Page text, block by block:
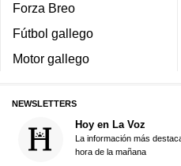
Forza Breo
Fútbol gallego
Motor gallego
NEWSLETTERS
Hoy en La Voz
La información más
hora de la mañana